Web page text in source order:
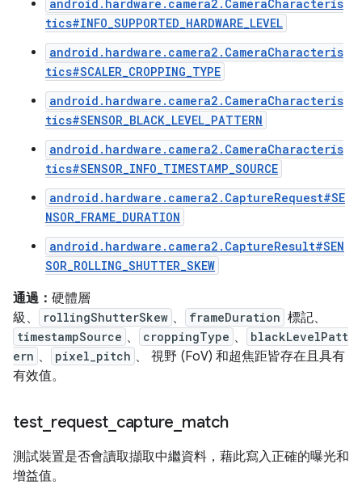
android.hardware.camera2.CameraCharacteris
tics#INFO_SUPPORTED_HARDWARE_LEVEL
android.hardware.camera2.CameraCharacteris
tics#SCALER_CROPPING_TYPE
android.hardware.camera2.CameraCharacteris
tics#SENSOR_BLACK_LEVEL_PATTERN
android.hardware.camera2.CameraCharacteris
tics#SENSOR_INFO_TIMESTAMP_SOURCE
android.hardware.camera2.CaptureRequest#SE
NSOR_FRAME_DURATION
android.hardware.camera2.CaptureResult#SEN
SOR_ROLLING_SHUTTER_SKEW
通過： 硬體層
級、
rollingShutterSkew 、 frameDuration 標記、
timestampSource 、 croppingType 、
blackLevelPatt
ern 、 pixel_pitch 、 視野 (FoV) 和超焦距皆存在且具有
有效值。
test request capture match
測試裝置是否會讀取擷取中繼資料，藉此寫入正確的曝光和
增益值。